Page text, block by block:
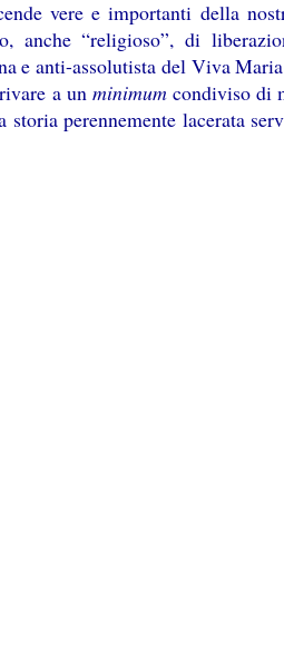
vere e importanti della
anche “religioso”, di
e anti-assolutista del Viva
a un minimumcondiviso di
perennemente lacerata